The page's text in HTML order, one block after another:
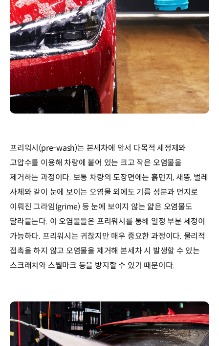
프리워시(pre-wash)는 본세차에 앞서 다목적 세정제와
고압수를 이용해 차량에 붙어 있는 크고 작은 오염물을
제거하는 과정이다. 보통 차량의 도장면에는 흙먼지, 새똥, 벌레
사체와 같이 눈에 보이는 오염물 외에도 기름 성분과 먼지로
이뤄진 그라임(grime) 등 눈에 보이지 않는 얇은 오염물도
달라붙는다. 이 오염물들은 프리워시를 통해 일정 부분 세정이
가능하다. 프리워시는 귀찮지만 매우 중요한 과정이다. 물리적
접촉을 하지 않고 오염물을 제거해 본세차 시 발생할 수 있는
스크래치와 스월마크 등을 방지할 수 있기 때문이다.